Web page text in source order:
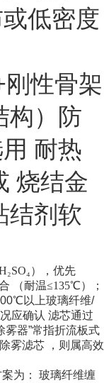
低密度
性骨架
构）防
耐热
烧结金
结剂软
），优先
（耐温≤135℃）；
以上玻璃纤维/
应确认 滤芯通过
雾器”常指折流板式
雾滤芯 ，则属高效
为： 玻璃纤维缠